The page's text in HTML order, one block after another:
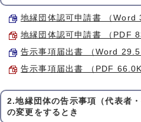
地縁団体認可申請書 （Word
地縁団体認可申請書 （PDF
告示事項届出書 （Word
告示事項届出書 （PDF
2.地縁団体の告示事項（代表者
の変更をするとき